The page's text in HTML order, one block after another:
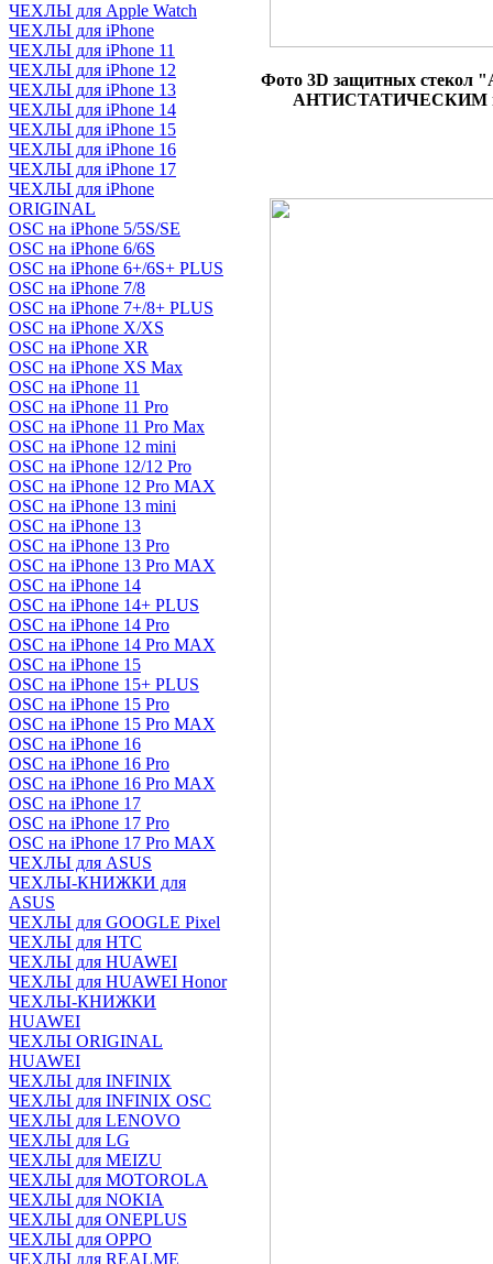
ЧЕХЛЫ для Apple Watch
ЧЕХЛЫ для iPhone
ЧЕХЛЫ для iPhone 11
ЧЕХЛЫ для iPhone 12
ЧЕХЛЫ для iPhone 13
ЧЕХЛЫ для iPhone 14
ЧЕХЛЫ для iPhone 15
ЧЕХЛЫ для iPhone 16
ЧЕХЛЫ для iPhone 17
ЧЕХЛЫ для iPhone
ORIGINAL
OSC на iPhone 5/5S/SE
OSC на iPhone 6/6S
OSC на iPhone 6+/6S+ PLUS
OSC на iPhone 7/8
OSC на iPhone 7+/8+ PLUS
OSC на iPhone X/XS
OSC на iPhone XR
OSC на iPhone XS Max
OSC на iPhone 11
OSC на iPhone 11 Pro
OSC на iPhone 11 Pro Max
OSC на iPhone 12 mini
OSC на iPhone 12/12 Pro
OSC на iPhone 12 Pro MAX
OSC на iPhone 13 mini
OSC на iPhone 13
OSC на iPhone 13 Pro
OSC на iPhone 13 Pro MAX
OSC на iPhone 14
OSC на iPhone 14+ PLUS
OSC на iPhone 14 Pro
OSC на iPhone 14 Pro MAX
OSC на iPhone 15
OSC на iPhone 15+ PLUS
OSC на iPhone 15 Pro
OSC на iPhone 15 Pro MAX
OSC на iPhone 16
OSC на iPhone 16 Pro
OSC на iPhone 16 Pro MAX
OSC на iPhone 17
OSC на iPhone 17 Pro
OSC на iPhone 17 Pro MAX
ЧЕХЛЫ для ASUS
ЧЕХЛЫ-КНИЖКИ для
ASUS
ЧЕХЛЫ для GOOGLE Pixel
ЧЕХЛЫ для HTC
ЧЕХЛЫ для HUAWEI
ЧЕХЛЫ для HUAWEI Honor
ЧЕХЛЫ-КНИЖКИ
HUAWEI
ЧЕХЛЫ ORIGINAL
HUAWEI
ЧЕХЛЫ для INFINIX
ЧЕХЛЫ для INFINIX OSC
ЧЕХЛЫ для LENOVO
ЧЕХЛЫ для LG
ЧЕХЛЫ для MEIZU
ЧЕХЛЫ для MOTOROLA
ЧЕХЛЫ для NOKIA
ЧЕХЛЫ для ONEPLUS
ЧЕХЛЫ для OPPO
ЧЕХЛЫ для REALME
Фото 3D защитных стекол
АНТИСТАТИЧЕСКИМ